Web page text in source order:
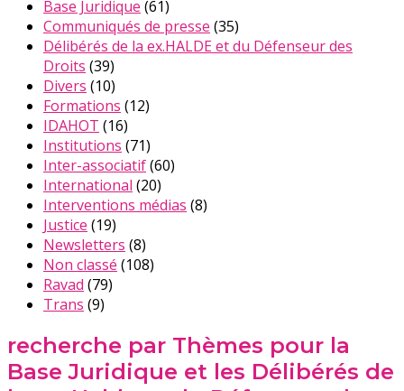
Base Juridique (61)
Communiqués de presse (35)
Délibérés de la ex.HALDE et du Défenseur des
Droits (39)
Divers (10)
Formations (12)
IDAHOT (16)
Institutions (71)
Inter-associatif(60)
International (20)
Interventions médias (8)
Justice (19)
Newsletters (8)
Non classé (108)
Ravad (79)
Trans (9)
recherche par Thèmes pour la
Base Juridique et les Délibérés de